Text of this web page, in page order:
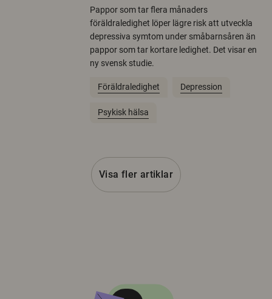
Pappor som tar flera månaders
föräldraledighet löper lägre risk att utveckla
depressiva symtom under småbarnsåren än
pappor som tar kortare ledighet. Det visar en
ny svensk studie.
Föräldraledighet Depression
Psykisk hälsa
Visa fler artiklar